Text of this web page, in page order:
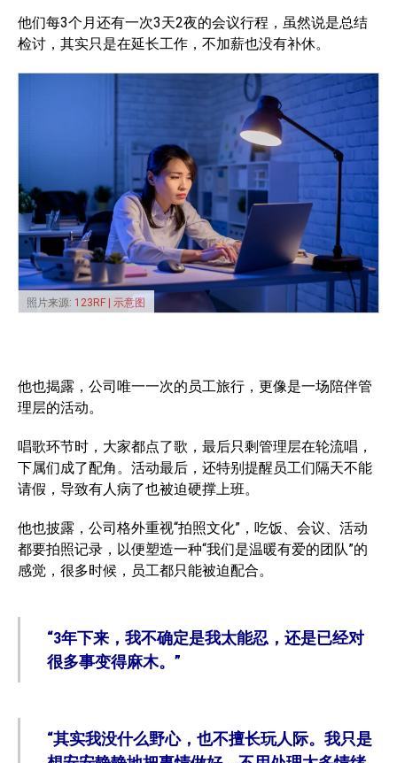
他们每3个月还有一次3天2夜的会议行程，虽然说是总结
检讨，其实只是在延长工作，不加薪也没有补休。
照片来源: 123RF | 示意图
他也揭露，公司唯一一次的员工旅行，更像是一场陪伴管
理层的活动。
唱歌环节时，大家都点了歌，最后只剩管理层在轮流唱，
下属们成了配角。活动最后，还特别提醒员工们隔天不能
请假，导致有人病了也被迫硬撑上班。
他也披露，公司格外重视“拍照文化”，吃饭、会议、活动
都要拍照记录，以便塑造一种“我们是温暖有爱的团队”的
感觉，很多时候，员工都只能被迫配合。
“3年下来，我不确定是我太能忍，还是已经对
很多事变得麻木。”
“其实我没什么野心，也不擅长玩人际。我只是